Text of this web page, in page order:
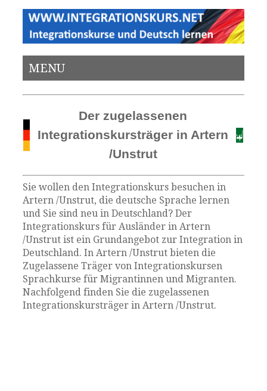
MENU
Der zugelassenen
Integrationskursträger in Artern
/Unstrut
Sie wollen den Integrationskurs besuchen in
Artern /Unstrut, die deutsche Sprache lernen
und Sie sind neu in Deutschland? Der
Integrationskurs für Ausländer in Artern
/Unstrut ist ein Grundangebot zur Integration in
Deutschland. In Artern /Unstrut bieten die
Zugelassene Träger von Integrationskursen
Sprachkurse für Migrantinnen und Migranten.
Nachfolgend finden Sie die zugelassenen
Integrationskursträger in Artern /Unstrut.